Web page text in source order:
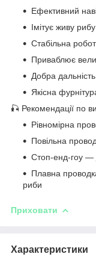
Ефективний
Імітує живу рибу
Стабільна
Приваблює
Добра
Якісна
🎣 Рекомендації по
Рівномірна
Повільна
Стоп-енд-гоу —
Плавна
риби
Приховати
Характеристики